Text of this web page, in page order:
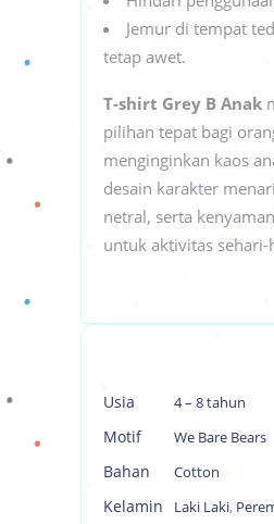
Jemur di tempat
tetap awet.
T-shirt Grey B Anak
pilihan tepat bagi
menginginkan kaos
desain karakter
netral, serta
untuk aktivitas sehari-
Usia 4 – 8 tahun
Motif We Bare Bears
Bahan Cotton
Kelamin Laki Laki,